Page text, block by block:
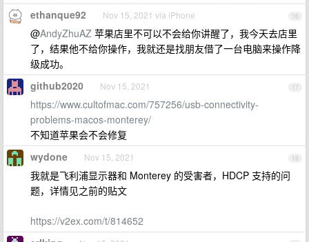
16
ethanque92 Nov 15, 2021 via iPhone
@AndyZhuAZ 苹果店里不可以不会给你讲醒了，我今天去店里
了，结果他不给你操作，我就还是找朋友借了一台电脑来操作降
级成功。
17
github2020 Nov 15, 2021
https://www.cultofmac.com/757256/usb-connectivity-
problems-macos-monterey/
不知道苹果会不会修复
18
wydone Nov 15, 2021
我就是飞利浦显示器和 Monterey 的受害者，HDCP 支持的问
题，详情见之前的贴文
https://v2ex.com/t/814652